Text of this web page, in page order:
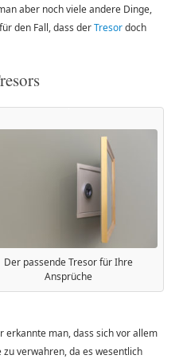
aber noch viele andere Dinge,
den Fall, dass derTresordoch
Der passende Tresor für Ihre
Ansprüche
man, dass sich vor allem
verwahren, da es wesentlich